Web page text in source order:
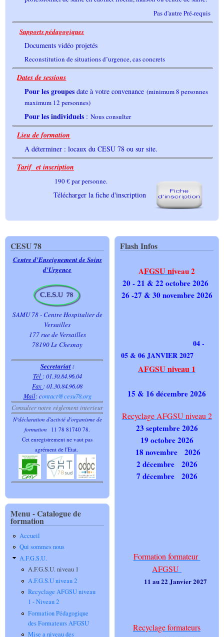
Pas d'autre Pré-requis
Supports pédagogiques
Documents vidéo projetés
Reconstitution de situations d’urgence, cas concrets
Dates de sessions
Pour les groupesdate à votre convenance (minimum 8 personnes
maximum 12 personnes)
Pour les individuels: Nous consulter
Lieu de formation
A déterminer : locaux du CESU 78 ou sur site.
Tarif et inscription
190 € par personne.
Télécharger la fiche d'inscription
CESU 78
Centre d'Enseignement de Soins
d'Urgence
SAMU 78 - Centre Hospitalier de
Versailles
177 rue de Versailles
78190 Le Chesnay
Secretariat:
Tél : 01.30.84.96.04
Fax : 01.30.84.96.08
Mail:contact@cesu78.org
Consulter notre règlement interieur
N°déclaration d'activié d'organisme de
formation
11 78 81740 78.
Cet enregistrement ne vaut pas
agrément de l'Etat.
Menu - Catalogue de
formation
Accueil
Qui sommes nous
A.F.G.S.U.
A.F.G.S.U. niveau 1
A.F.G.S.U niveau 2
Recyclage AFGSU niveau
1 - Niveau 2
Formation Pédagogique
des Formateurs AFGSU
Mise a niveau des
Flash Infos
AFGSU niveau 2
20 - 21 & 22 octobre 2026
26 -27 & 30 novembre 2026
04 -
05 & 06 JANVIER 2027
AFGSU niveau 1
15 & 16 décembre 2026
Recyclage AFGSU niveau 2
23 septembre 2026
19 octobre 2026
18 novembre 2026
2 décembre 2026
7 décembre 2026
Formation formateur
AFGSU
11 au 22 Janvier 2027
Recyclage formateurs